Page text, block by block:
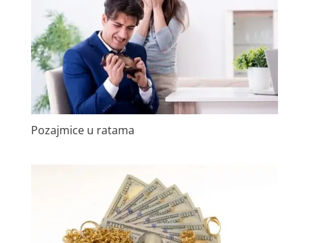
Pozajmice u ratama